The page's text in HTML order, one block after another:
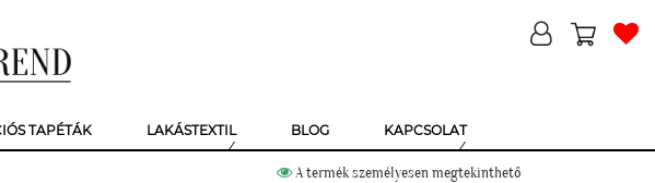
TAPÉTÁK LAKÁSTEXTIL BLOG KAPCSOLAT
A termék személyesen megtekinthető